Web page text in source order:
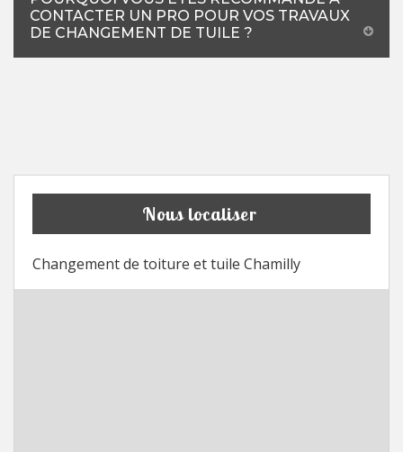
CONTACTER UN PRO POUR VOS TRAVAUX
DE CHANGEMENT DE TUILE ?
Nous localiser
Changement de toiture et tuile Chamilly